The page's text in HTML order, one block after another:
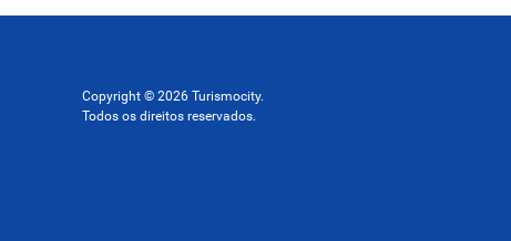
Copyright © 2026 Turismocity.
Todos os direitos reservados.